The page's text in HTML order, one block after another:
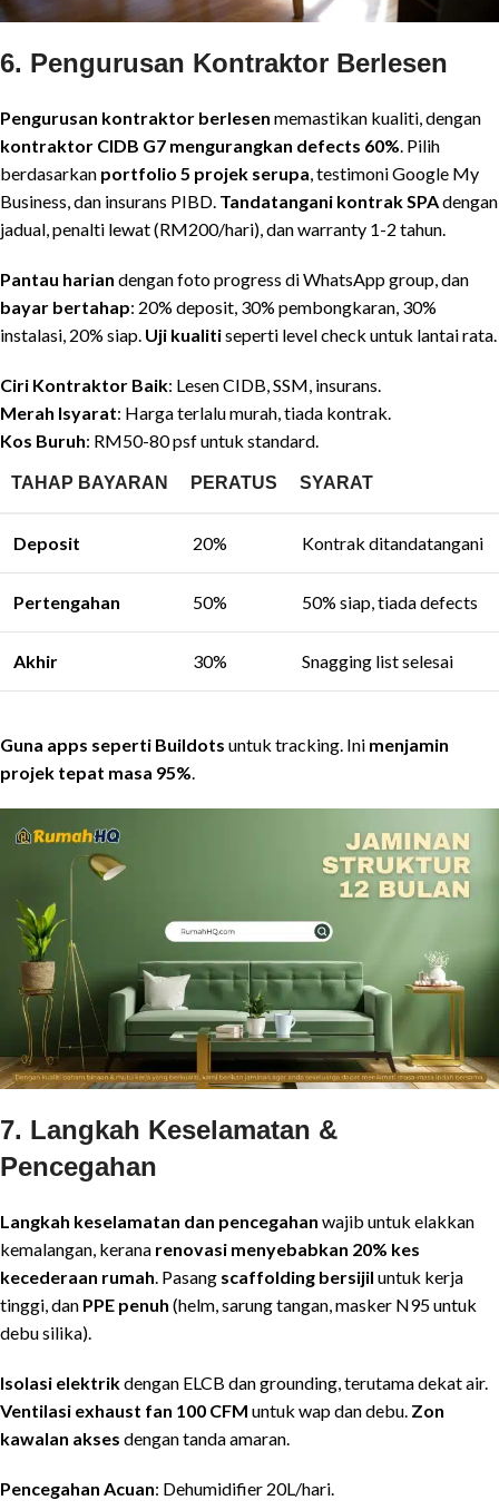
6. Pengurusan Kontraktor Berlesen
Pengurusan kontraktor berlesen memastikan kualiti, dengan
kontraktor CIDB G7 mengurangkan defects 60% . Pilih
berdasarkan portfolio 5 projek serupa , testimoni Google My
Business, dan insurans PIBD. Tandatangani kontrak SPAdengan
jadual, penalti lewat (RM200/hari), dan warranty 1-2 tahun.
Pantau harian dengan foto progress di WhatsApp group, dan
bayar bertahap: 20% deposit, 30% pembongkaran, 30%
instalasi, 20% siap. Uji kualitiseperti level check untuk lantai rata.
Ciri Kontraktor Baik: Lesen CIDB, SSM, insurans.
Merah Isyarat: Harga terlalu murah, tiada kontrak.
Kos Buruh: RM50-80 psf untuk standard.
TAHAP BAYARAN PERATUS SYARAT
Deposit 20% Kontrak ditandatangani
Pertengahan 50% 50% siap, tiada defects
Akhir 30% Snagging list selesai
Guna apps seperti Buildots untuk tracking. Ini menjamin
projek tepat masa 95%
7. Langkah Keselamatan &
Pencegahan
Langkah keselamatan dan pencegahan wajib untuk elakkan
kemalangan, kerana renovasi menyebabkan 20% kes
kecederaan rumah . Pasang scaffolding bersijil untuk kerja
tinggi, dan PPE penuh (helm, sarung tangan, masker N95 untuk
debu silika).
Isolasi elektrikdengan ELCB dan grounding, terutama dekat air.
Ventilasi exhaust fan 100 CFM untuk wap dan debu. Zon
kawalan akses dengan tanda amaran.
Pencegahan Acuan: Dehumidifier 20L/hari.